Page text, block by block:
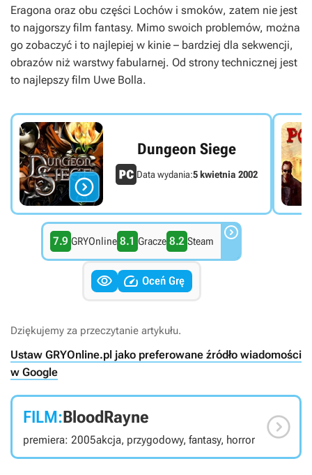
Eragona oraz obu części Lochów i smoków, zatem nie jest
to najgorszy film fantasy. Mimo swoich problemów, można
go zobaczyć i to najlepiej w kinie – bardziej dla sekwencji,
obrazów niż warstwy fabularnej. Od strony technicznej jest
to najlepszy film Uwe Bolla.

Dungeon Siege
Data wydania:5 kwietnia 2002
7.9 GRYOnline 8.1 Gracze 8.2 Steam 
  Oceń Grę
Dziękujemy za przeczytanie artykułu.
Ustaw GRYOnline.pl jako preferowane źródło wiadomości
w Google
FILM:BloodRayne
premiera: 2005akcja, przygodowy, fantasy, horror 